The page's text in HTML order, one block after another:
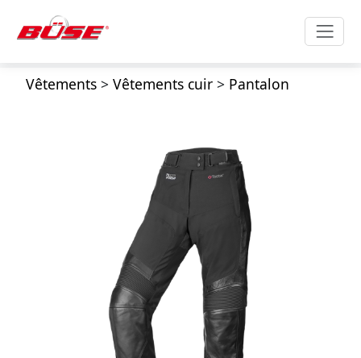
Vêtements> Vêtements cuir> Pantalon